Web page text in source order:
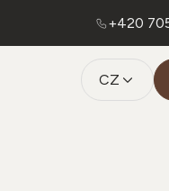
+420
CZ